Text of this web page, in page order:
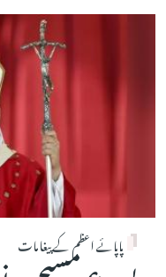
پاپائے اعظم کے پیغامات